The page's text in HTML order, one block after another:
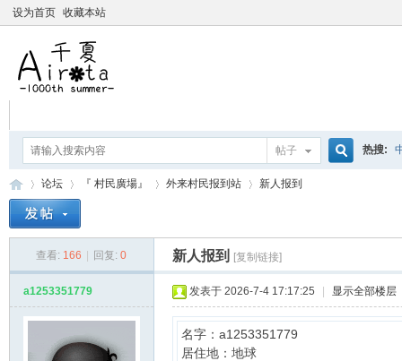
设为首页 收藏本站
帖子 热搜:
论坛
›
『 村民廣場』 外来村民报到站
›
新人报到
查看: 166 回复: 0 新人报到 [复制链接]
a1253351779 发表于 2026-7-4 17:17:25 显示全部楼层
名字：a1253351779
居住地：地球